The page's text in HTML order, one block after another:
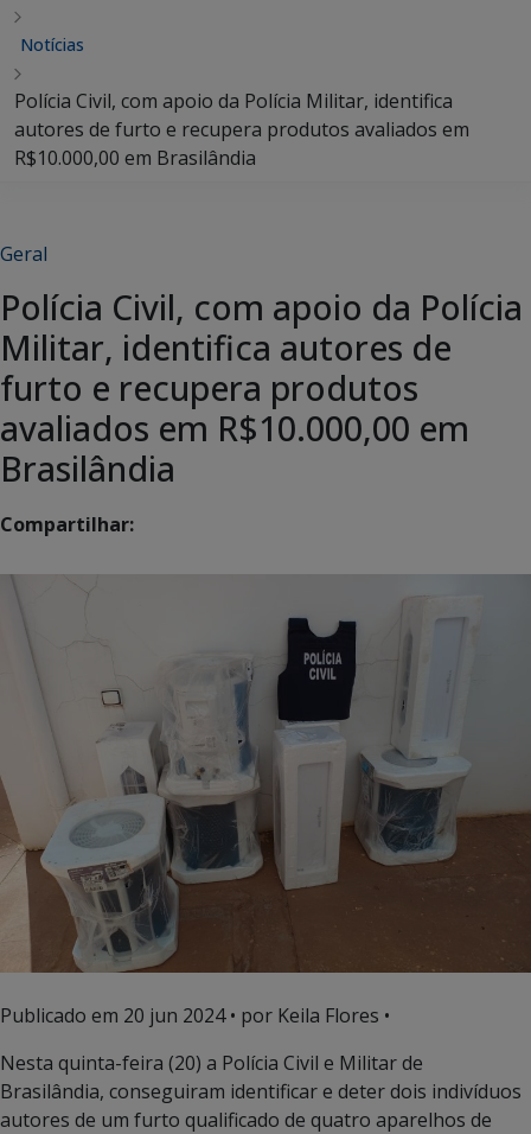
Notícias
Polícia Civil, com apoio da Polícia Militar, identifica
autores de furto e recupera produtos avaliados em
R$10.000,00 em Brasilândia
Geral
Polícia Civil, com apoio da Polícia
Militar, identifica autores de
furto e recupera produtos
avaliados em R$10.000,00 em
Brasilândia
Compartilhar:
Publicado em 20 jun 2024• por Keila Flores •
Nesta quinta-feira (20) a Polícia Civil e Militar de
Brasilândia, conseguiram identificar e deter dois indivíduos
autores de um furto qualificado de quatro aparelhos de